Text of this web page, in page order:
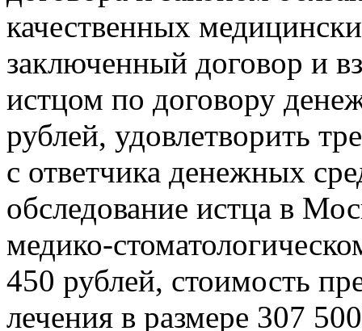
качественных
заключенный договор и
истцом по договору
рублей, удовлетворить
с ответчика денежных
обследование истца в
медико-
450 рублей, стоимость
лечения в размере 307